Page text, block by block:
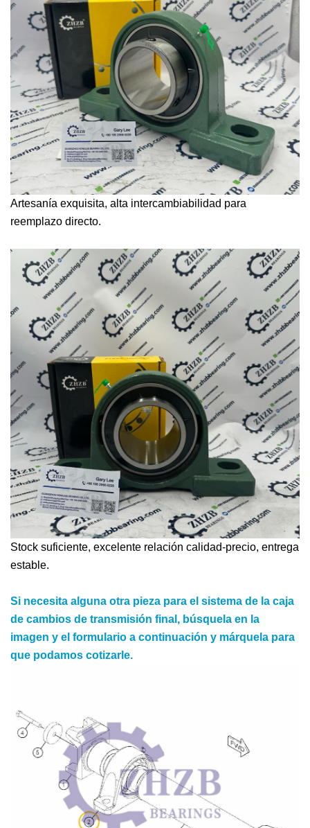
Artesanía exquisita, alta intercambiabilidad para
reemplazo directo.
Stock suficiente, excelente relación calidad-precio, entrega
estable.
Si necesita alguna otra pieza para el sistema de la caja
de cambios de transmisión final, búsquela en la
imagen y el formulario a continuación y márquela para
que podamos cotizarle.